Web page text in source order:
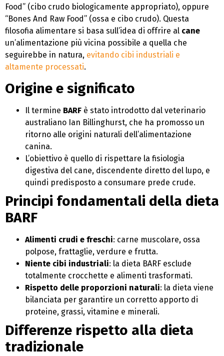
Food” (cibo crudo biologicamente appropriato), oppure
“Bones And Raw Food” (ossa e cibo crudo). Questa
filosofia alimentare si basa sull’idea di offrire al cane
un’alimentazione più vicina possibile a quella che
seguirebbe in natura, evitando cibi industriali e
altamente processati.
Origine e significato
Il termine BARF è stato introdotto dal veterinario
australiano Ian Billinghurst, che ha promosso un
ritorno alle origini naturali dell’alimentazione
canina.
L’obiettivo è quello di rispettare la fisiologia
digestiva del cane, discendente diretto del lupo, e
quindi predisposto a consumare prede crude.
Principi fondamentali della dieta
BARF
Alimenti crudi e freschi: carne muscolare, ossa
polpose, frattaglie, verdure e frutta.
Niente cibi industriali: la dieta BARF esclude
totalmente crocchette e alimenti trasformati.
Rispetto delle proporzioni naturali: la dieta viene
bilanciata per garantire un corretto apporto di
proteine, grassi, vitamine e minerali.
Differenze rispetto alla dieta
tradizionale